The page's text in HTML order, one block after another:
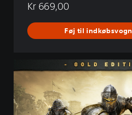
Kr 669,00
Føj til indkøbsvogn
o
l
d
E
d